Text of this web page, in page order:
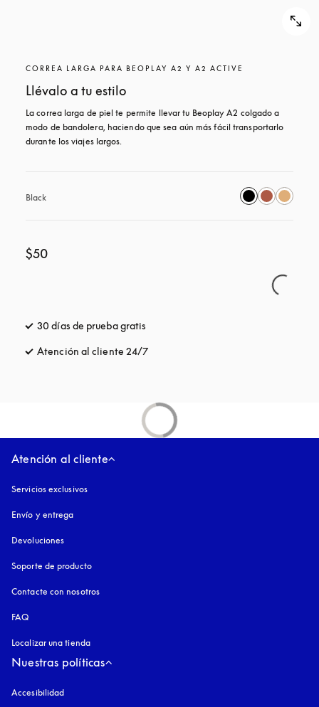
CORREA LARGA PARA BEOPLAY A2 Y A2 ACTIVE
Llévalo a tu estilo
La correa larga de piel te permite llevar tu Beoplay A2 colgado a
modo de bandolera, haciendo que sea aún más fácil transportarlo
durante los viajes largos.
Black
$50
30 días de prueba gratis
Atención al cliente 24/7
Atención al cliente
Servicios exclusivos
Envío y entrega
Devoluciones
Soporte de producto
Contacte con nosotros
FAQ
Localizar una tienda
Nuestras políticas
Accesibilidad